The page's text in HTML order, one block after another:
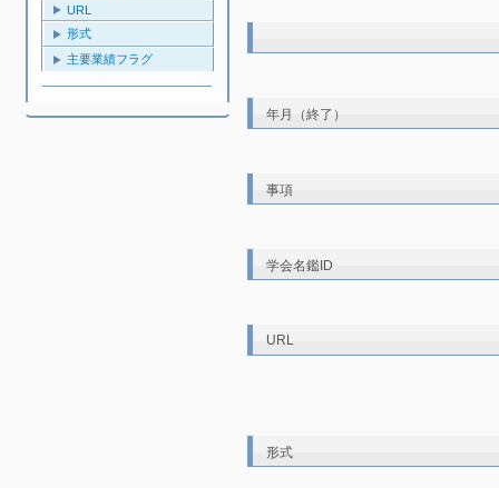
URL
形式
主要業績フラグ
年月（終了）
事項
学会名鑑ID
URL
形式